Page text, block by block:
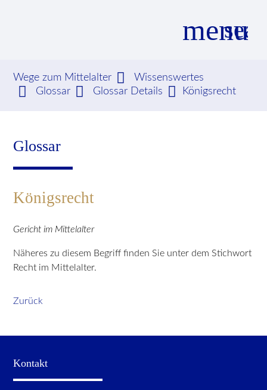
menu
Suchbegriffe SUCHEN
Wege zum Mittelalter
Wissenswertes
Glossar
Glossar Details Königsrecht
Glossar
Königsrecht
Gericht im Mittelalter
Näheres zu diesem Begriff finden Sie unter dem Stichwort
Recht im Mittelalter.
Zurück
Kontakt